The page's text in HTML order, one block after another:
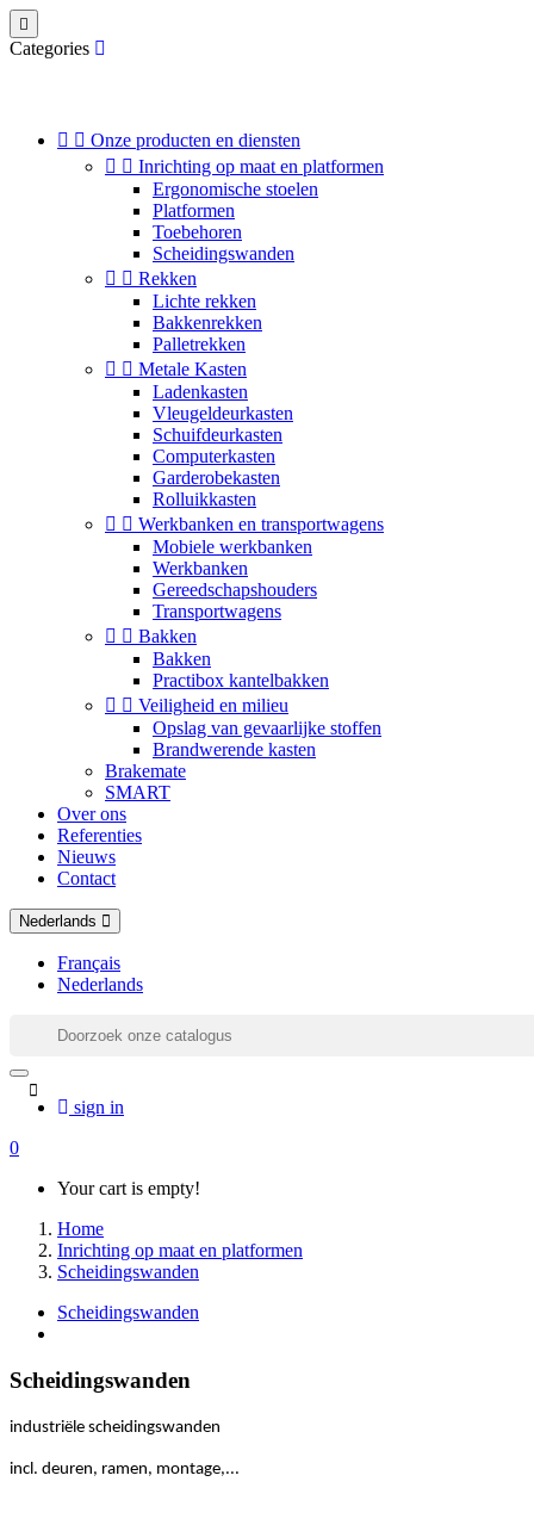

Categories
  Onze producten en diensten
  Inrichting op maat en platformen
Ergonomische stoelen
Platformen
Toebehoren
Scheidingswanden
  Rekken
Lichte rekken
Bakkenrekken
Palletrekken
  Metale Kasten
Ladenkasten
Vleugeldeurkasten
Schuifdeurkasten
Computerkasten
Garderobekasten
Rolluikkasten
  Werkbanken en transportwagens
Mobiele werkbanken
Werkbanken
Gereedschapshouders
Transportwagens
  Bakken
Bakken
Practibox kantelbakken
  Veiligheid en milieu
Opslag van gevaarlijke stoffen
Brandwerende kasten
Brakemate
SMART
Over ons
Referenties
Nieuws
Contact
Nederlands
Français
Nederlands
sign in
0
Your cart is empty!
Home
Inrichting op maat en platformen
Scheidingswanden
Scheidingswanden
Scheidingswanden
industriële scheidingswanden
incl. deuren, ramen, montage,...